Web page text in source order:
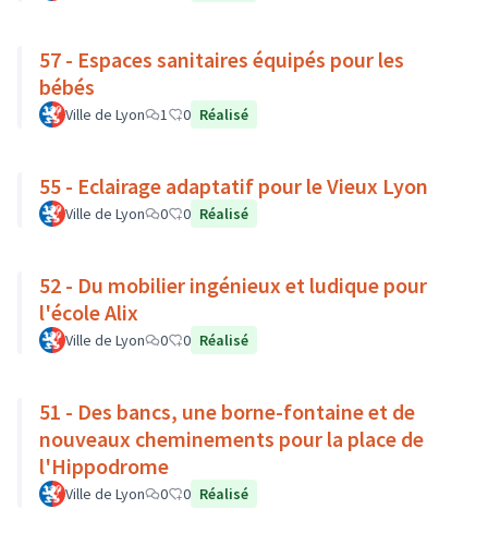
57 - Espaces sanitaires équipés pour les
bébés
Ville de Lyon 1 0 Réalisé
55 - Eclairage adaptatif pour le Vieux Lyon
Ville de Lyon 0 0 Réalisé
52 - Du mobilier ingénieux et ludique pour
l'école Alix
Ville de Lyon 0 0 Réalisé
51 - Des bancs, une borne-fontaine et de
nouveaux cheminements pour la place de
l'Hippodrome
Ville de Lyon 0 0 Réalisé